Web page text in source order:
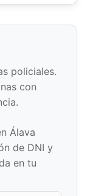
policiales.
con
Álava
de DNI y
en tu